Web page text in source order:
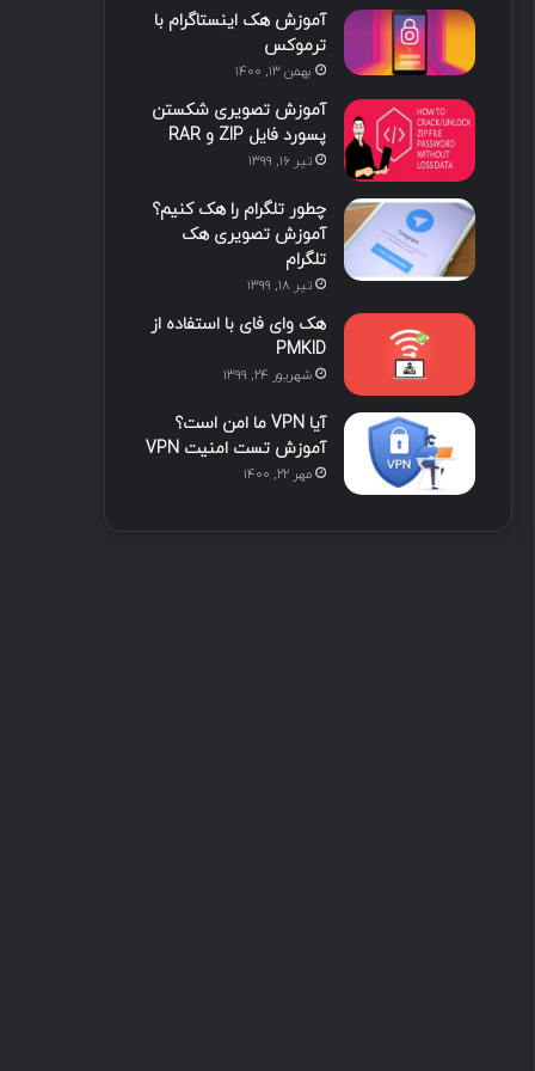
ی
ن
ب
ا
گ
ر
م
م
آموزش هک اینستاگرام با
ترموکس
بهمن ۱۳, ۱۴۰۰
آموزش تصویری شکستن
پسورد فایل ZIP و RAR
تیر ۱۶, ۱۳۹۹
چطور تلگرام را هک کنیم؟
آموزش تصویری هک
تلگرام
تیر ۱۸, ۱۳۹۹
هک وای فای با استفاده از
PMKID
شهریور ۲۴, ۱۳۹۹
آیا VPN ما امن است؟
آموزش تست امنیت VPN
مهر ۲۲, ۱۴۰۰